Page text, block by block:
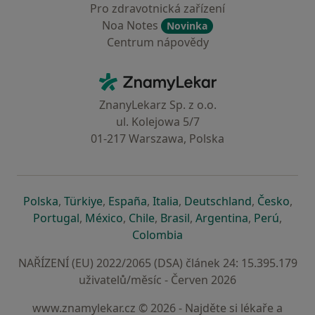
Pro zdravotnická zařízení
Noa Notes
Novinka
Centrum nápovědy
ZnamyLekar - Hlavní stránka
ZnanyLekarz Sp. z o.o.
ul. Kolejowa 5/7
01-217 Warszawa, Polska
Polskase otevře v nové záložce
, Türkiyese otevře v nové záložce
, Españase otevře v nové záložce
, Italiase otevře v nové záložce
, Deutschlandse otevře v
, Českose
,
Portugalse otevře v nové záložce
, Méxicose otevře v nové záložce
, Chilese otevře v nové záložce
, Brasilse otevře v nové
, Argentinase otevře v
, Perúse
,
Colombia
NAŘÍZENÍ (EU) 2022/2065 (DSA) článek 24: 15.395.179
uživatelů/měsíc - Červen 2026
www.znamylekar.cz © 2026 - Najděte si lékaře a